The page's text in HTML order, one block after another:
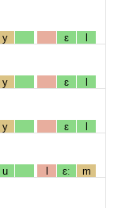
y ɛ l
y ɛ l
y ɛ l
u l ɛː m